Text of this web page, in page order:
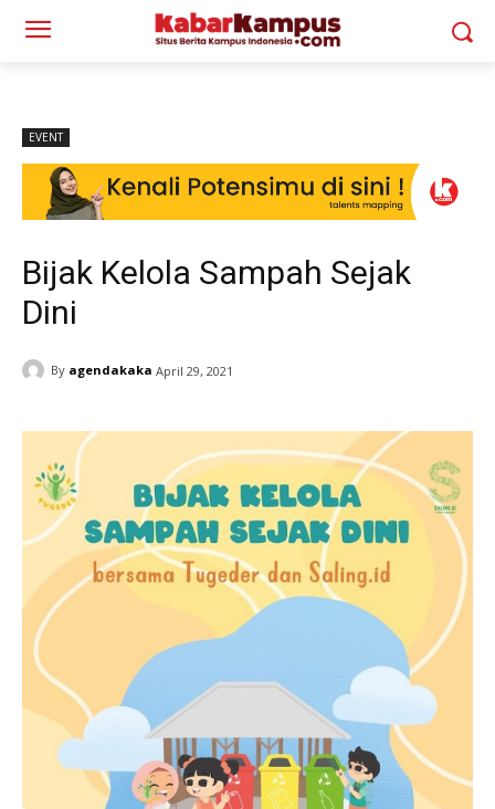
EVENT
Bijak Kelola Sampah Sejak
Dini
By agendakaka April 29, 2021